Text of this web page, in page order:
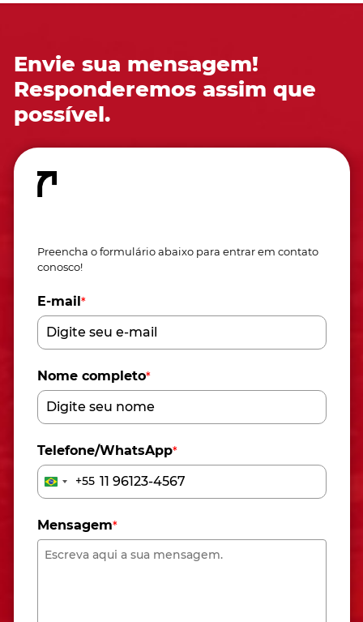
Envie sua mensagem!
Responderemos assim que
possível.
Preencha o formulário abaixo para entrar em contato
conosco!
E-mail*
Nome completo*
Telefone/WhatsApp*
Brazil
+55
+55
Mensagem*